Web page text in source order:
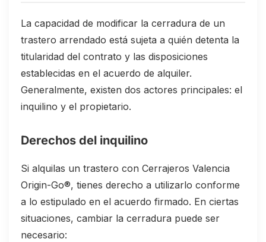
La capacidad de modificar la cerradura de un
trastero arrendado está sujeta a quién detenta la
titularidad del contrato y las disposiciones
establecidas en el acuerdo de alquiler.
Generalmente, existen dos actores principales: el
inquilino y el propietario.
Derechos del inquilino
Si alquilas un trastero con Cerrajeros Valencia
Origin-Go®, tienes derecho a utilizarlo conforme
a lo estipulado en el acuerdo firmado. En ciertas
situaciones, cambiar la cerradura puede ser
necesario: